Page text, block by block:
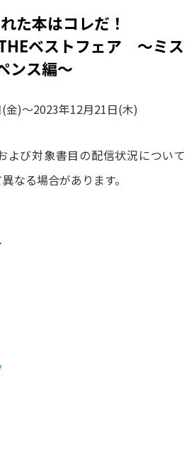
た本はコレだ！
ベストフェア ～ミス
ンス編～
金)～2023年12月21日(木)
び対象書目の配信状況について
なる場合があります。